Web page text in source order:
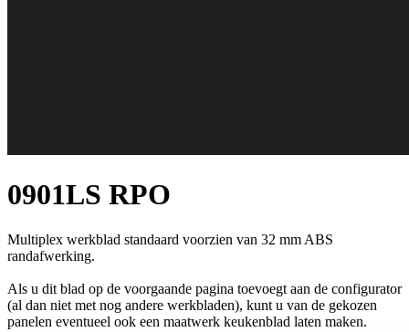
0901LS RPO
Multiplex werkblad standaard voorzien van 32 mm ABS
randafwerking.
Als u dit blad op de voorgaande pagina toevoegt aan de configurator
(al dan niet met nog andere werkbladen), kunt u van de gekozen
panelen eventueel ook een maatwerk keukenblad laten maken.